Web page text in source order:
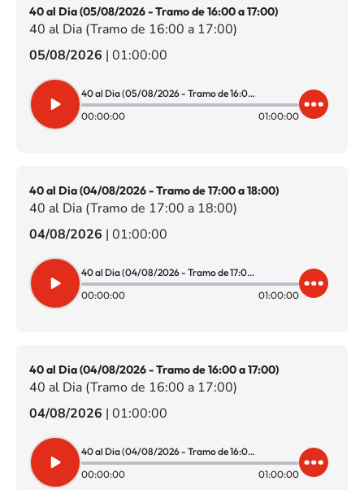
40 al Dia (05/08/2026 - Tramo de 16:00 a 17:00)
40 al Dia (Tramo de 16:00 a 17:00)
05/08/2026 | 01:00:00
40 al Dia (05/08/2026 - Tramo de 16:00 a 17:00)
00:00:00
01:00:00
40 al Dia (04/08/2026 - Tramo de 17:00 a 18:00)
40 al Dia (Tramo de 17:00 a 18:00)
04/08/2026 | 01:00:00
40 al Dia (04/08/2026 - Tramo de 17:00 a 18:00)
00:00:00
01:00:00
40 al Dia (04/08/2026 - Tramo de 16:00 a 17:00)
40 al Dia (Tramo de 16:00 a 17:00)
04/08/2026 | 01:00:00
40 al Dia (04/08/2026 - Tramo de 16:00 a 17:00)
00:00:00
01:00:00